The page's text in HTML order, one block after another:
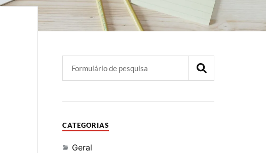
CATEGORIAS
Geral